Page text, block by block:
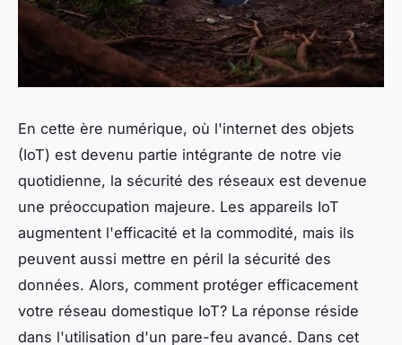
En cette ère numérique, où l'internet des objets
(IoT) est devenu partie intégrante de notre vie
quotidienne, la sécurité des réseaux est devenue
une préoccupation majeure. Les appareils IoT
augmentent l'efficacité et la commodité, mais ils
peuvent aussi mettre en péril la sécurité des
données. Alors, comment protéger efficacement
votre réseau domestique IoT? La réponse réside
dans l'utilisation d'un pare-feu avancé. Dans cet